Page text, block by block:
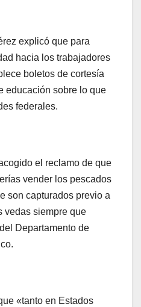
explicó que para
hacia los trabajadores
boletos de cortesía
educación sobre lo que
federales.
el reclamo de que
vender los pescados
son capturados previo a
vedas siempre que
Departamento de
«tanto en Estados